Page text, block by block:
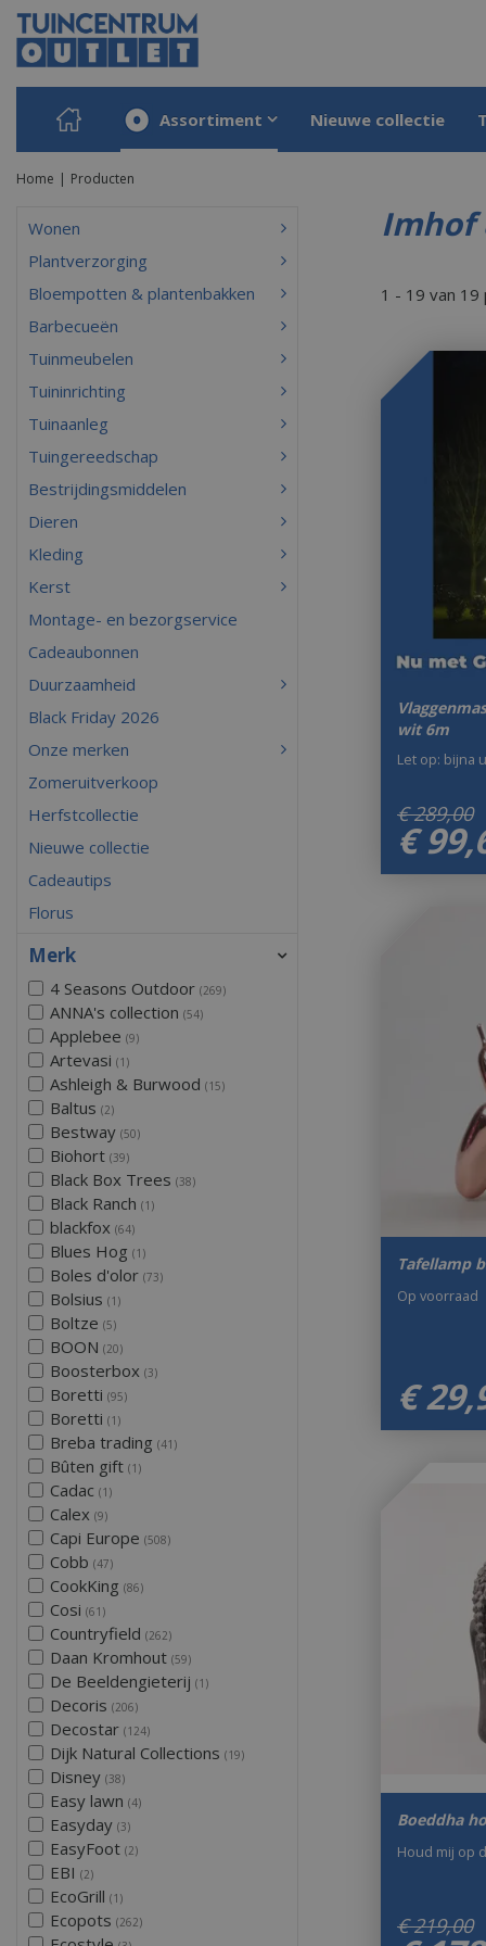
Ga
naar
content
Home Producten
Assortiment Nieuwe collectie
Imhof
1 - 19 van 19
wit 6m
€ 289,00
€ 99,
Let op: bijna
Tafellamp
€ 29,
Op voorraad
Boeddha
€ 219,00
Houd mij op
Wonen
Plantverzorging
Bloempotten & plantenbakken
Barbecueën
Tuinmeubelen
Tuininrichting
Tuinaanleg
Tuingereedschap
Bestrijdingsmiddelen
Dieren
Kleding
Kerst
Montage- en bezorgservice
Cadeaubonnen
Duurzaamheid
Black Friday 2026
Onze merken
Zomeruitverkoop
Herfstcollectie
Nieuwe collectie
Cadeautips
Florus
Merk
4 Seasons Outdoor (269)
ANNA's collection (54)
Applebee (9)
Artevasi (1)
Ashleigh & Burwood (15)
Baltus (2)
Bestway (50)
Biohort (39)
Black Box Trees (38)
Black Ranch (1)
blackfox (64)
Blues Hog (1)
Boles d'olor (73)
Bolsius (1)
Boltze (5)
BOON (20)
Boosterbox (3)
Boretti (95)
Boretti (1)
Breba trading (41)
Bûten gift (1)
Cadac (1)
Calex (9)
Capi Europe (508)
Cobb (47)
CookKing (86)
Cosi (61)
Countryfield (262)
Daan Kromhout (59)
De Beeldengieterij (1)
Decoris (206)
Decostar (124)
Dijk Natural Collections (19)
Disney (38)
Easy lawn (4)
Easyday (3)
EasyFoot (2)
EBI (2)
EcoGrill (1)
Ecopots (262)